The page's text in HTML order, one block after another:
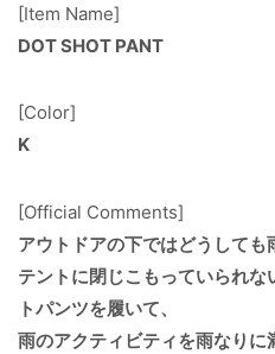
[Item Name]
DOT SHOT PANT
[Color]
K
[Official Comments]
アウトドアの下ではどうしても
テントに閉じこもっていられ
トパンツを履いて、
雨のアクティビティを雨なりに